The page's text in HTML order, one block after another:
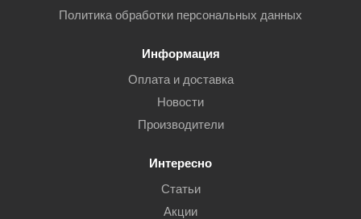
Политика обработки персональных данных
Информация
Оплата и доставка
Новости
Производители
Интересно
Статьи
Акции